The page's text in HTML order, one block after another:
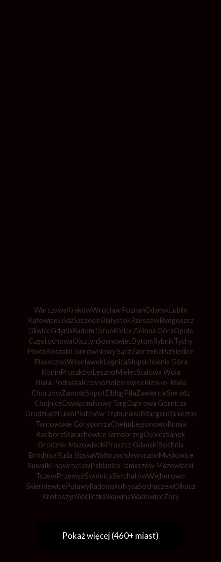
WarszawaKrakówWrocławPoznańGdańskLublin
KatowiceŁódźSzczecinBiałystokRzeszówBydgoszcz
GliwiceGdyniaRadomToruńKielceZielona GóraOpole
CzęstochowaOlsztynSosnowiecBytomRybnikTychy
PłockKoszalinTarnówNowy SączZabrzeKaliszSiedlce
PiasecznoWłocławekLegnicaSłupsk Jelenia Góra
KoninPruszkówLesznoMielecStalowa Wola
Biała PodlaskaKrosnoBolesławiecBielsko-Biała
ChorzówZamośćSopotElblągPiłaZawiercieSieradz
ChojniceOświęcimNowy TargDąbrowa Górnicza
GrudziądzLubinPiotrków TrybunalskiStargardGniezno
Tarnowskie GóryŁomżaChełmLegionowoRumia
RacibórzStarachowiceTarnobrzegDębicaSanok
Grodzisk MazowieckiPruszcz GdańskiBochnia
BrodnicaRuda ŚląskaWałbrzych JaworznoMysłowice
SuwałkiInowrocławPabianiceTomaszów Mazowiecki
TczewPrzemyślŚwidnicaBełchatówWejherowo
SkierniewicePuławyRadomskoNysaSochaczewOlkusz
KrotoszynWieliczkaSkawinaWadowiceŻory
Pokaż więcej (460+ miast)